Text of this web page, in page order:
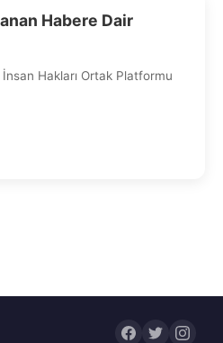
Habere Dair
İnsan Hakları Ortak Platformu